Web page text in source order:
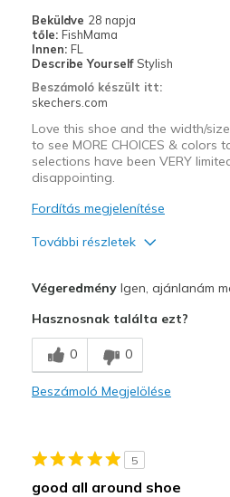
Width
Sizing
View On Shoes
Shoes are for
Beküldve 28 napja
tőle: FishMama
Innen: FL
Describe Yourself Stylish
Beszámoló készült itt:
skechers.com
Love this shoe and the width/
to see MORE CHOICES & colors
selections have been VERY
disappointing.
Fordítás megjelenítése
További részletek
Breathe Well
Comfortable
VégeredményIgen, ajánlanám
Hasznosnak találta ezt?
0 0
Beszámoló Megjelölése
5
good all around shoe